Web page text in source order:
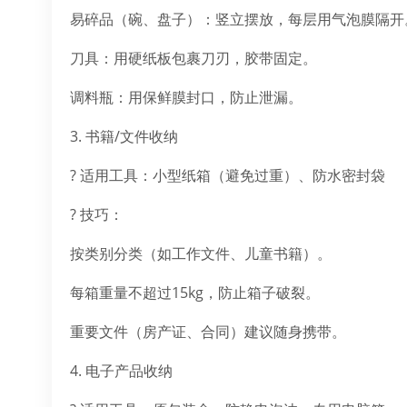
易碎品（碗、盘子）：竖立摆放，每层用气泡膜隔
刀具：用硬纸板包裹刀刃，胶带固定。
调料瓶：用保鲜膜封口，防止泄漏。
3. 书籍/文件收纳
? 适用工具：小型纸箱（避免过重）、防水密封袋
? 技巧：
按类别分类（如工作文件、儿童书籍）。
每箱重量不超过15kg，防止箱子破裂。
重要文件（房产证、合同）建议随身携带。
4. 电子产品收纳